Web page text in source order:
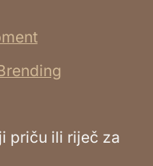
priču ili riječ za